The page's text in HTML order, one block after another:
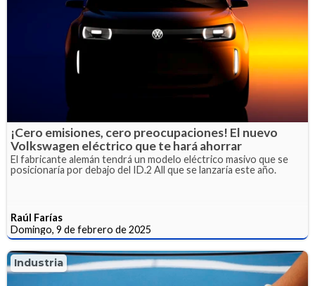
¡Cero emisiones, cero preocupaciones! El nuevo
Volkswagen eléctrico que te hará ahorrar
El fabricante alemán tendrá un modelo eléctrico masivo que se
posicionaría por debajo del ID.2 All que se lanzaría este año.
Raúl Farías
Domingo, 9 de febrero de 2025
Industria